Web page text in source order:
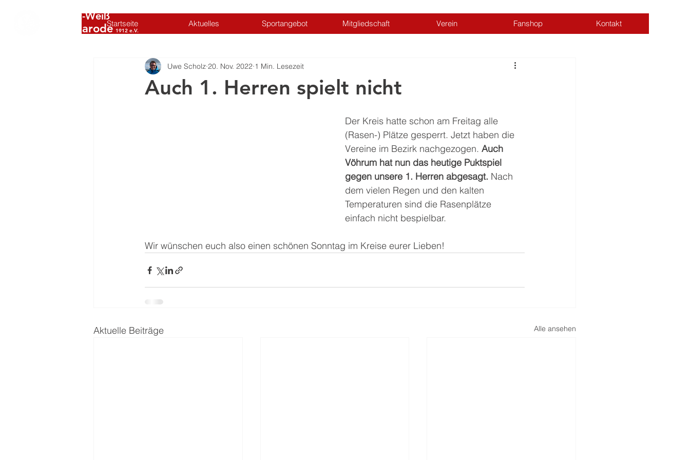
SC Rot-Weiß
Volkmarode 1912 e.V.
Startseite Aktuelles Sportangebot Mitgliedschaft Verein Fanshop Kontakt
Auch 1. Herren spielt nicht
Uwe Scholz 20. Nov. 2022 1 Min. Lesezeit
Der Kreis hatte schon am Freitag alle
(Rasen-) Plätze gesperrt. Jetzt haben die
Vereine im Bezirk nachgezogen. Auch
Vöhrum hat nun das heutige Puktspiel
gegen unsere 1. Herren abgesagt. Nach
dem vielen Regen und den kalten
Temperaturen sind die Rasenplätze
einfach nicht bespielbar.
Wir wünschen euch also einen schönen Sonntag im Kreise eurer Lieben!
Aktuelle Beiträge Alle ansehen